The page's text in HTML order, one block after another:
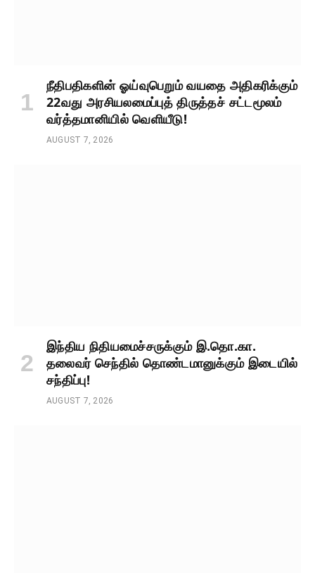
நீதிபதிகளின் ஓய்வுபெறும் வயதை அதிகரிக்கும்
22வது அரசியலமைப்புத் திருத்தச் சட்டமூலம்
வர்த்தமானியில் வெளியீடு!
AUGUST 7, 2026
இந்திய நிதியமைச்சருக்கும் இ.தொ.கா.
தலைவர் செந்தில் தொண்டமானுக்கும் இடையில்
சந்திப்பு!
AUGUST 7, 2026